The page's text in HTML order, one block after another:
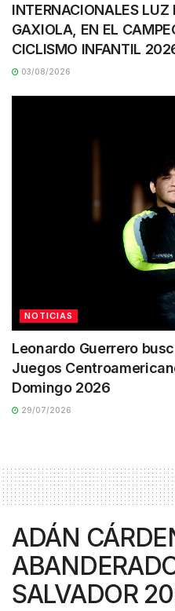
INTERNACIONALES
GAXIOLA, EN EL
CICLISMO INFANTIL
03/08/2026
NOTICIAS
Leonardo Guerrero
Juegos
Domingo 2026
29/07/2026
ADÁN
SALVADOR